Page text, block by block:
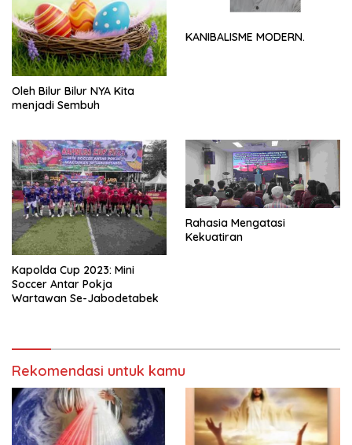
Oleh Bilur Bilur NYA Kita
menjadi Sembuh
KANIBALISME MODERN.
Kapolda Cup 2023: Mini
Soccer Antar Pokja
Wartawan Se-Jabodetabek
Rahasia Mengatasi
Kekuatiran
Rekomendasi untuk kamu